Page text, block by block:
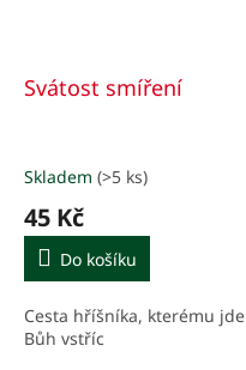
Svátost smíření
Skladem (>5 ks)
45 Kč
Do košíku
Cesta hříšníka, kterému jde
Bůh vstříc